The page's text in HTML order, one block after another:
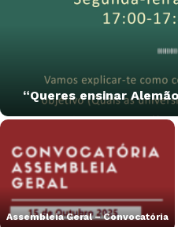
“Queres ensinar
Assembleia Geral – Convocatória